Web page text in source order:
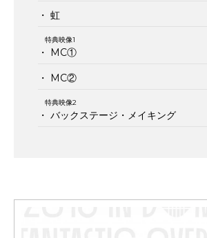
・ 虹
特典映像1
・ MC①
・ MC②
特典映像2
・ バックステージ・メイキング